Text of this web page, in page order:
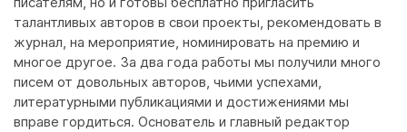
талантливых авторов в свои проекты, рекомендовать в
журнал, на мероприятие, номинировать на премию и
многое другое. За два года работы мы получили много
писем от довольных авторов, чьими успехами,
литературными публикациями и достижениями мы
вправе гордиться. Основатель и главный редактор